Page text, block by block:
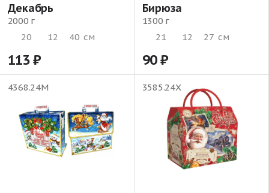
Декабрь
2000 г
20
12 40 см
113
Бирюза
1300 г
21
12 27 см
90
4368.24М 3585.24Х